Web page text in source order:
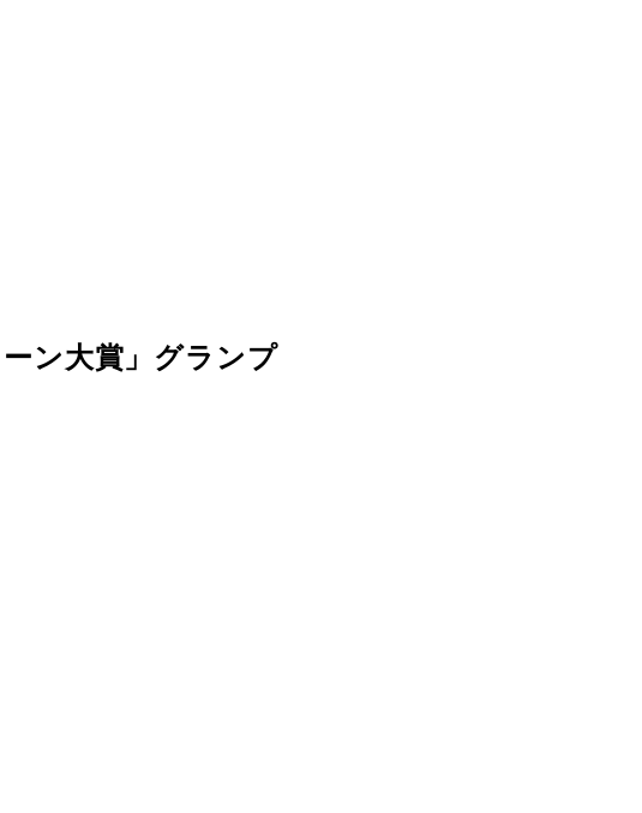
ン大賞」グランプ